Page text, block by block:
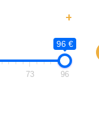
+
96 €
73 96